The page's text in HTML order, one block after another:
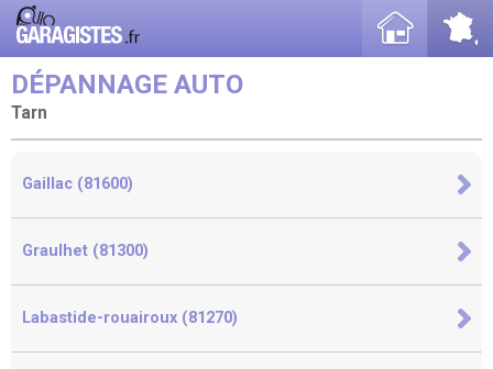
DÉPANNAGE AUTO
Tarn
Gaillac (81600)
Graulhet (81300)
Labastide-rouairoux (81270)